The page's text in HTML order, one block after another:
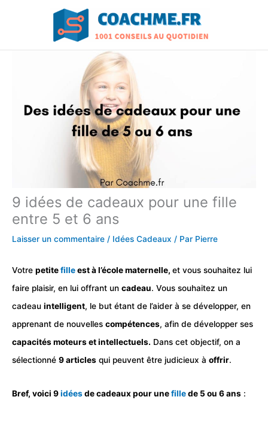
9 idées de cadeaux pour une fille
entre 5 et 6 ans
Laisser un commentaire / Idées Cadeaux / Par Pierre
Votre petitefilleest à l’école maternelle, et vous souhaitez lui
faire plaisir, en lui offrant un cadeau. Vous souhaitez un
cadeau intelligent, le but étant de l’aider à se développer, en
apprenant de nouvelles compétences, afin de développer ses
capacités moteurs et intellectuels. Dans cet objectif, on a
sélectionné 9 articles qui peuvent être judicieux à offrir.
Bref, voici 9idéesde cadeaux pour unefillede 5 ou 6 ans :